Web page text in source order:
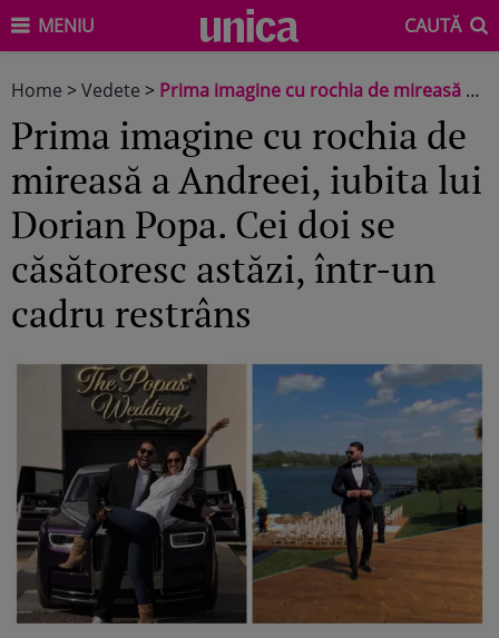
MENIU CAUTĂ
Home >Vedete > Prima imagine cu rochia de mireasă a Andreei, iubita lui Dorian Popa. Cei doi se căsătoresc astăzi, într-un cadru restrâns
Prima imagine cu rochia de
mireasă a Andreei, iubita lui
Dorian Popa. Cei doi se
căsătoresc astăzi, într-un
cadru restrâns